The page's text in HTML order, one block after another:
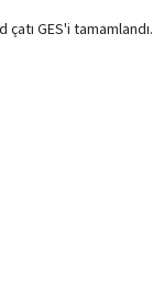
GES'i tamamlandı.